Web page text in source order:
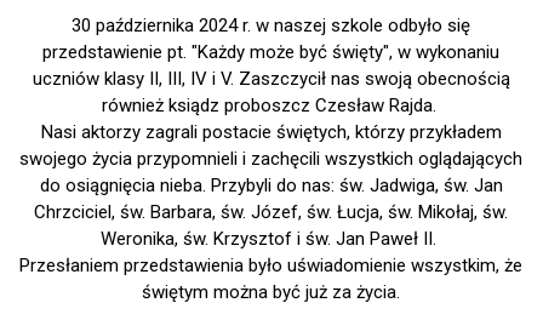
30 października 2024 r. w naszej szkole odbyło się
przedstawienie pt. "Każdy może być święty", w wykonaniu
uczniów klasy II, III, IV i V. Zaszczycił nas swoją obecnością
również ksiądz proboszcz Czesław Rajda.
Nasi aktorzy zagrali postacie świętych, którzy przykładem
swojego życia przypomnieli i zachęcili wszystkich oglądających
do osiągnięcia nieba. Przybyli do nas: św. Jadwiga, św. Jan
Chrzciciel, św. Barbara, św. Józef, św. Łucja, św. Mikołaj, św.
Weronika, św. Krzysztof i św. Jan Paweł II.
Przesłaniem przedstawienia było uświadomienie wszystkim, że
świętym można być już za życia.